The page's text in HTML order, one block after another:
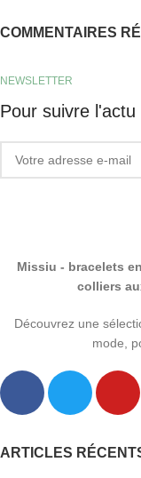
COMMENTAIRES
NEWSLETTER
Pour suivre l'actu
Missiu - bracelets
colliers
Découvrez une
mode,
ARTICLES